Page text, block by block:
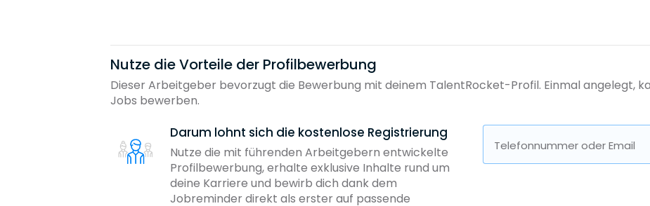
Nutze die Vorteile der Profilbewerbung
Dieser Arbeitgeber bevorzugt die Bewerbung mit deinem TalentRocket-Profil. Einmal angelegt,
Jobs bewerben.
Darum lohnt sich die kostenlose Registrierung
Nutze die mit führenden Arbeitgebern entwickelte
Profilbewerbung, erhalte exklusive Inhalte rund um
deine Karriere und bewirb dich dank dem
Jobreminder direkt als erster auf passende
Telefonnummer oder Email